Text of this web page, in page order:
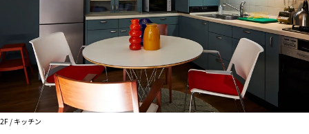
LOCATION
カフェやオフィスなどロケシーンも
SIZE&PRICE
広さと利用料金で探す
ALL FILTER
すべての選択肢からスタジオを探す
ALL FILTER
すべての選択肢からスタジオを探す
スタジオ一覧
マップから探す
お気に入り
2F / キッチン